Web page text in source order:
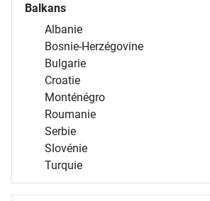
Balkans
Albanie
Bosnie-Herzégovine
Bulgarie
Croatie
Monténégro
Roumanie
Serbie
Slovénie
Turquie